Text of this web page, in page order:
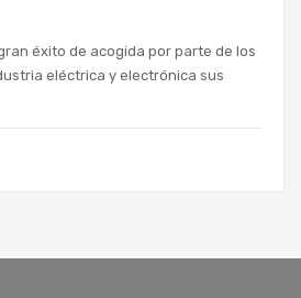
éxito de acogida por parte de los
eléctrica y electrónica sus